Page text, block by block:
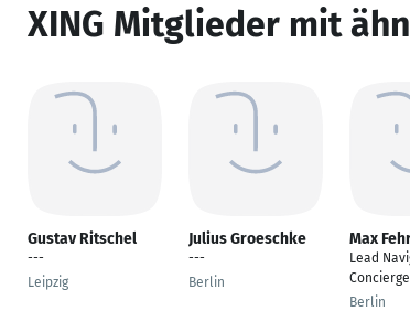
XING Mitglieder mit
Gustav Ritschel
---
Leipzig
Julius Groeschke
---
Berlin
Max
Lead
Concierge
Berlin